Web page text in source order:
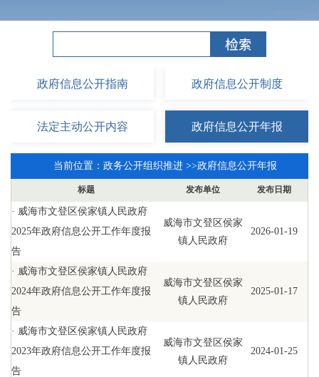
政府信息公开指南 政府信息公开制度
法定主动公开内容 政府信息公开年报
当前位置： 政务公开组织推进>>政府信息公开年报
标题 发布单位 发布日期
· 威海市文登区侯家镇人民政府
2025年政府信息公开工作年度报
告
威海市文登区侯家
镇人民政府
2026-01-19
· 威海市文登区侯家镇人民政府
2024年政府信息公开工作年度报
告
威海市文登区侯家
镇人民政府
2025-01-17
· 威海市文登区侯家镇人民政府
2023年政府信息公开工作年度报
告
威海市文登区侯家
镇人民政府
2024-01-25